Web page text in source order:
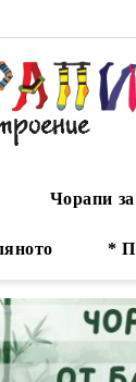
Чорапи
*